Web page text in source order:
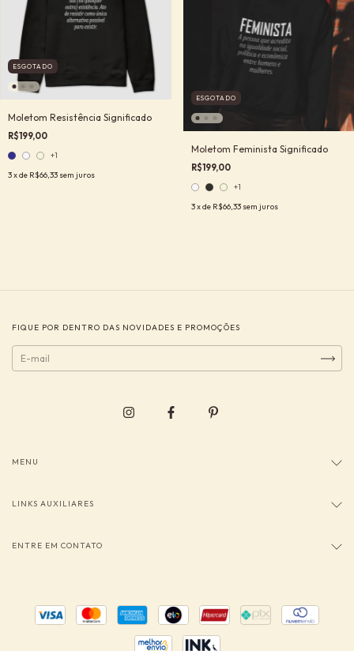
ESGOTADO
Moletom Resistência Significado
R$199,00
+1
3x de R$66,33 sem juros
ESGOTADO
Moletom Feminista Significado
R$199,00
+1
3x de R$66,33 sem juros
FIQUE POR DENTRO DAS NOVIDADES E PROMOÇÕES
MENU
LINKS AUXILIARES
ENTRE EM CONTATO